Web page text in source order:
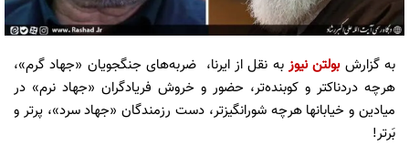
به گزارشبولتن نیوز به نقل از ایرنا، ضربه‌های جنگجویان «جهاد گرم»،
هرچه دردناکتر و کوبنده‌تر، حضور و خروش فریادگران «جهاد نرم» در
میادین و خیابانها هرچه شورانگیزتر، دست رزمندگان «جهاد سرد»، پرتر و
بَرتر!